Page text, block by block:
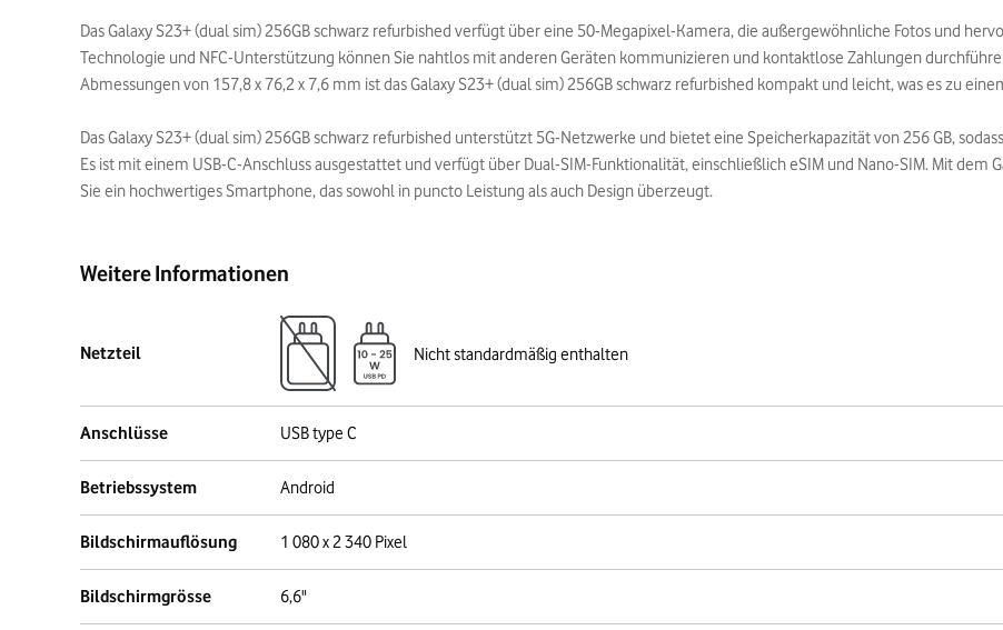
Das Galaxy S23+ (dual sim) 256GB schwarz refurbished verfügt über eine 50-Megapixel-Kamera, die außergewöhnliche Fotos und
Technologie und NFC-Unterstützung können Sie nahtlos mit anderen Geräten kommunizieren und kontaktlose Zahlungen
Abmessungen von 157,8 x 76,2 x 7,6 mm ist das Galaxy S23+ (dual sim) 256GB schwarz refurbished kompakt und leicht, was es zu
Das Galaxy S23+ (dual sim) 256GB schwarz refurbished unterstützt 5G-Netzwerke und bietet eine Speicherkapazität von 256 GB,
Es ist mit einem USB-C-Anschluss ausgestattet und verfügt über Dual-SIM-Funktionalität, einschließlich eSIM und Nano-SIM. Mit dem
Sie ein hochwertiges Smartphone, das sowohl in puncto Leistung als auch Design überzeugt.
Weitere Informationen
Netzteil Nicht standardmäßig enthalten
Anschlüsse USB type C
Betriebssystem Android
Bildschirmauflösung 1 080 x 2 340 Pixel
Bildschirmgrösse 6,6"